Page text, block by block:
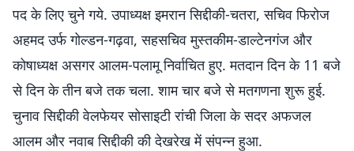
पद के लिए चुने गये. उपाध्यक्ष इमरान सिद्दीकी-चतरा, सचिव फिरोज
अहमद उर्फ गोल्डन-गढ़वा, सहसचिव मुस्तकीम-डाल्टेनगंज और
कोषाध्यक्ष असगर आलम-पलामू निर्वाचित हुए. मतदान दिन के 11 बजे
से दिन के तीन बजे तक चला. शाम चार बजे से मतगणना शुरू हुई.
चुनाव सिद्दीकी वेलफेयर सोसाइटी रांची जिला के सदर अफजल
आलम और नवाब सिद्दीकी की देखरेख में संपन्न हुआ.